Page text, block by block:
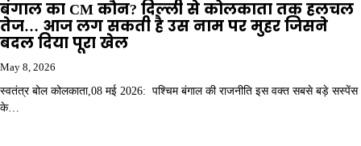
बंगाल का CM कौन? दिल्ली से कोलकाता तक हलचल
तेज… आज लग सकती है उस नाम पर मुहर जिसने
बदल दिया पूरा खेल
May 8, 2026
स्वतंत्र बोल कोलकाता,08 मई 2026: पश्चिम बंगाल की राजनीति इस वक्त सबसे बड़े सस्पेंस
के…